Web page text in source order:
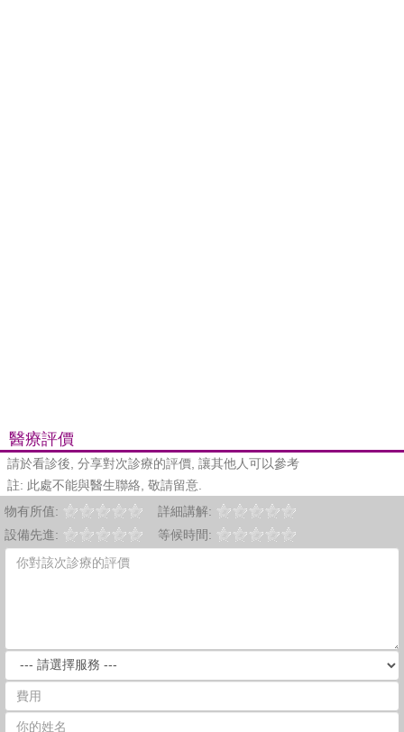
醫療評價
請於看診後, 分享對次診療的評價, 讓其他人可以參考
註: 此處不能與醫生聯絡, 敬請留意.
物有所值:
詳細講解:
設備先進:
等候時間: